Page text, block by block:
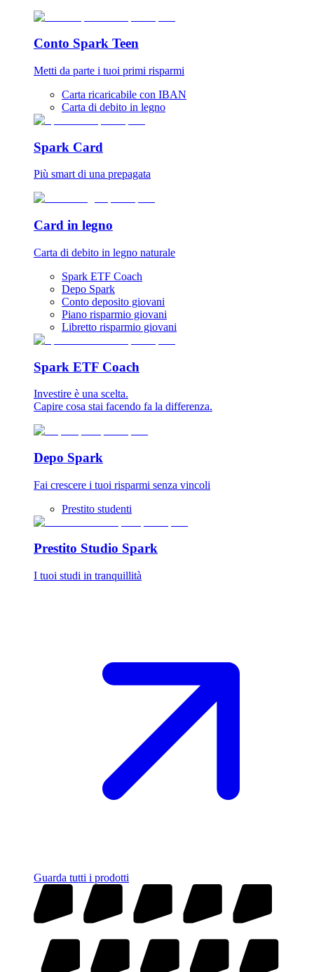
Conto Spark Teen
Metti da parte i tuoi primi risparmi
Carta ricaricabile con IBAN
Carta di debito in legno
Spark Card
Più smart di una prepagata
Card in legno
Carta di debito in legno naturale
Spark ETF Coach
Depo Spark
Conto deposito giovani
Piano risparmio giovani
Libretto risparmio giovani
Spark ETF Coach
Investire è una scelta.
Capire cosa stai facendo fa la differenza.
Depo Spark
Fai crescere i tuoi risparmi senza vincoli
Prestito studenti
Prestito Studio Spark
I tuoi studi in tranquillità
Guarda tutti i prodotti